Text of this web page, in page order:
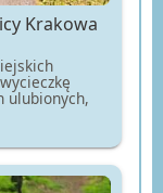
Krakowa
ulubionych,